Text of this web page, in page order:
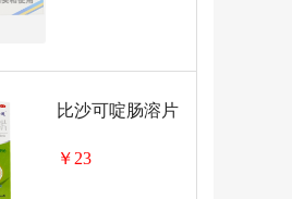
比沙可啶肠溶片
￥23